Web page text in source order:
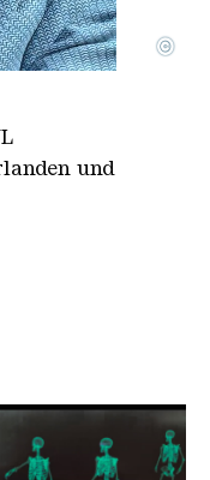
Biard CC BY
SA 3.0
©
und